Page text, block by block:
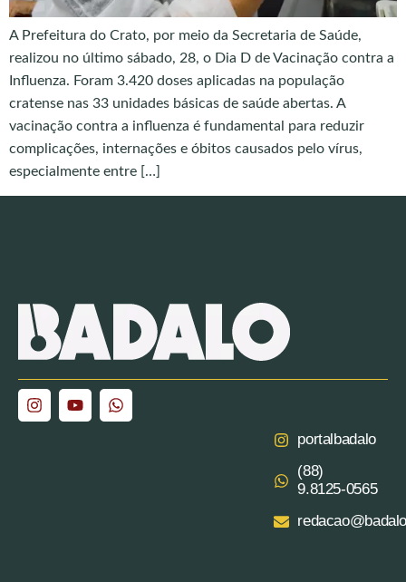
A Prefeitura do Crato, por meio da Secretaria de Saúde,
realizou no último sábado, 28, o Dia D de Vacinação contra a
Influenza. Foram 3.420 doses aplicadas na população
cratense nas 33 unidades básicas de saúde abertas. A
vacinação contra a influenza é fundamental para reduzir
complicações, internações e óbitos causados pelo vírus,
especialmente entre […]
portalbadalo
(88)
9.8125‑0565‬